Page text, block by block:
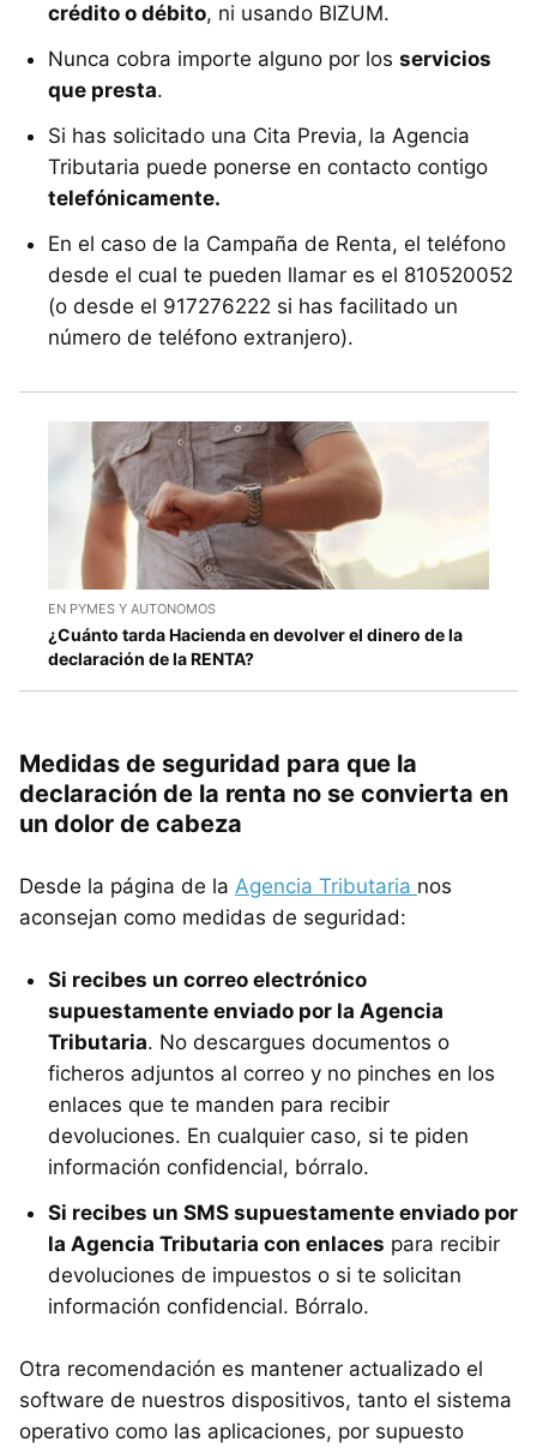
crédito o débito, ni usando BIZUM.
Nunca cobra importe alguno por los servicios
que presta.
Si has solicitado una Cita Previa, la Agencia
Tributaria puede ponerse en contacto contigo
telefónicamente.
En el caso de la Campaña de Renta, el teléfono
desde el cual te pueden llamar es el 810520052
(o desde el 917276222 si has facilitado un
número de teléfono extranjero).
EN PYMES Y AUTONOMOS
¿Cuánto tarda Hacienda en devolver el dinero de la
declaración de la RENTA?
Medidas de seguridad para que la
declaración de la renta no se convierta en
un dolor de cabeza
Desde la página de la Agencia Tributaria nos
aconsejan como medidas de seguridad:
Si recibes un correo electrónico
supuestamente enviado por la Agencia
Tributaria. No descargues documentos o
ficheros adjuntos al correo y no pinches en los
enlaces que te manden para recibir
devoluciones. En cualquier caso, si te piden
información confidencial, bórralo.
Si recibes un SMS supuestamente enviado por
la Agencia Tributaria con enlaces para recibir
devoluciones de impuestos o si te solicitan
información confidencial. Bórralo.
Otra recomendación es mantener actualizado el
software de nuestros dispositivos, tanto el sistema
operativo como las aplicaciones, por supuesto